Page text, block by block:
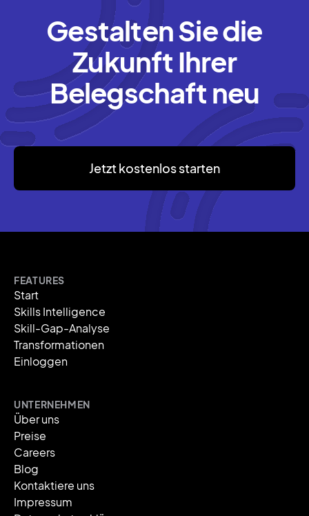
Gestalten Sie die
Zukunft Ihrer
Belegschaft neu
Jetzt kostenlos starten
FEATURES
Start
Skills Intelligence
Skill-Gap-Analyse
Transformationen
Einloggen
UNTERNEHMEN
Über uns
Preise
Careers
Blog
Kontaktiere uns
Impressum